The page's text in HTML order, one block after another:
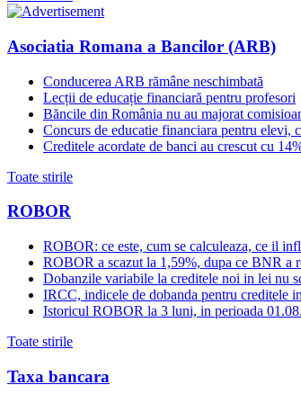
Asociatia Romana a Bancilor (ARB)
Conducerea ARB rămâne neschimbată
Lecții de educație financiară pentru profesori
Băncile din România nu au majorat
Concurs de educatie financiara pentru elevi,
Creditele acordate de banci au crescut cu
Toate stirile
ROBOR
ROBOR: ce este, cum se calculeaza, ce il
ROBOR a scazut la 1,59%, dupa ce BNR a
Dobanzile variabile la creditele noi in lei nu
IRCC, indicele de dobanda pentru creditele
Istoricul ROBOR la 3 luni, in perioada
Toate stirile
Taxa bancara